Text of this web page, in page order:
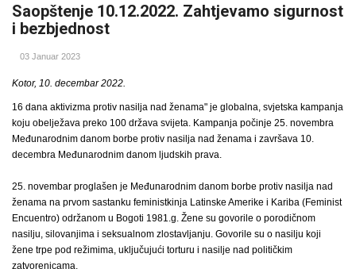
Saopštenje 10.12.2022. Zahtjevamo sigurnost
i bezbjednost
03 Januar 2023
Kotor, 10. decembar 2022.
16 dana aktivizma protiv nasilja nad ženama" je globalna, svjetska kampanja
koju obelježava preko 100 država svijeta. Kampanja počinje 25. novembra
Međunarodnim danom borbe protiv nasilja nad ženama i završava 10.
decembra Međunarodnim danom ljudskih prava.
25. novembar proglašen je Međunarodnim danom borbe protiv nasilja nad
ženama na prvom sastanku feministkinja Latinske Amerike i Kariba (Feminist
Encuentro) održanom u Bogoti 1981.g. Žene su govorile o porodičnom
nasilju, silovanjima i seksualnom zlostavljanju. Govorile su o nasilju koji
žene trpe pod režimima, uključujući torturu i nasilje nad političkim
zatvorenicama.